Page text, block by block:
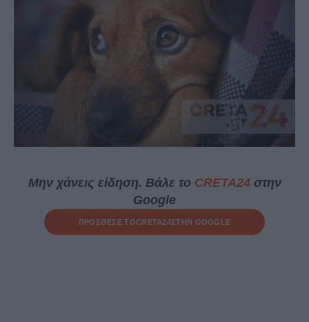
Μην χάνεις είδηση. Βάλε το CRETA24στην
Google
ΠΡΟΣΘΕΣΕ ΤΟCRETA24ΣΤΗΝ GOOGLE